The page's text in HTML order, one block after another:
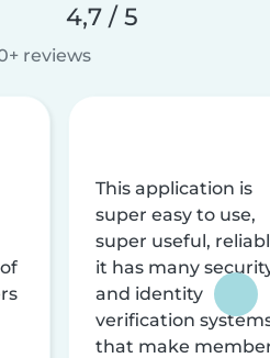
4,7 / 5
reviews
This application is
super easy to use,
super useful,
it has many
and identity
verification
that make